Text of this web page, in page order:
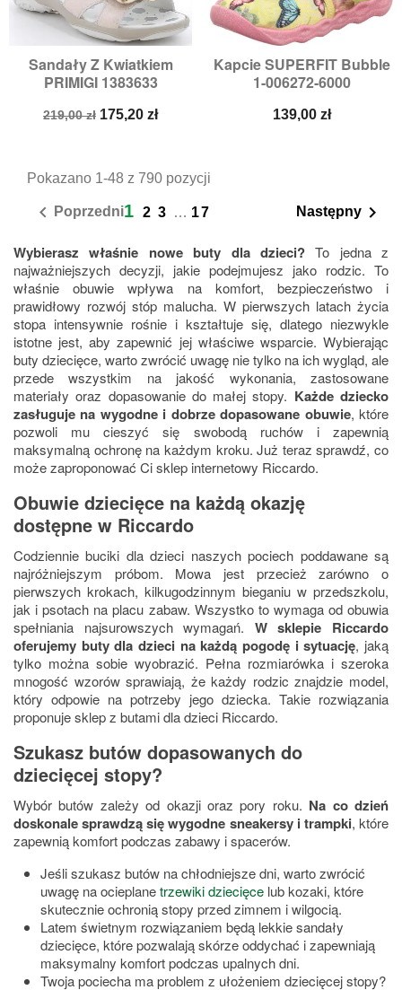
Sandały Z Kwiatkiem
PRIMIGI 1383633
Cena
219,00 zł Cena
175,20 zł
Kapcie SUPERFIT Bubble
1-006272-6000
Cena
139,00 zł
Pokazano 1-48 z 790 pozycji
 Poprzedni1 2 3 … 17 Następny 
Wybierasz właśnie nowe buty dla dzieci?To jedna z
najważniejszych decyzji, jakie podejmujesz jako rodzic. To
właśnie obuwie wpływa na komfort, bezpieczeństwo i
prawidłowy rozwój stóp malucha. W pierwszych latach życia
stopa intensywnie rośnie i kształtuje się, dlatego niezwykle
istotne jest, aby zapewnić jej właściwe wsparcie. Wybierając
buty dziecięce, warto zwrócić uwagę nie tylko na ich wygląd, ale
przede wszystkim na jakość wykonania, zastosowane
materiały oraz dopasowanie do małej stopy. Każde dziecko
zasługuje na wygodne i dobrze dopasowane obuwie, które
pozwoli mu cieszyć się swobodą ruchów i zapewnią
maksymalną ochronę na każdym kroku. Już teraz sprawdź, co
może zaproponować Ci sklep internetowy Riccardo.
Obuwie dziecięce na każdą okazję
dostępne w Riccardo
Codziennie buciki dla dzieci naszych pociech poddawane są
najróżniejszym próbom. Mowa jest przecież zarówno o
pierwszych krokach, kilkugodzinnym bieganiu w przedszkolu,
jak i psotach na placu zabaw. Wszystko to wymaga od obuwia
spełniania najsurowszych wymagań. W sklepie Riccardo
oferujemy buty dla dzieci na każdą pogodę i sytuację, jaką
tylko można sobie wyobrazić. Pełna rozmiarówka i szeroka
mnogość wzorów sprawiają, że każdy rodzic znajdzie model,
który odpowie na potrzeby jego dziecka. Takie rozwiązania
proponuje sklep z butami dla dzieci Riccardo.
Szukasz butów dopasowanych do
dziecięcej stopy?
Wybór butów zależy od okazji oraz pory roku. Na co dzień
doskonale sprawdzą się wygodne sneakersy i trampki, które
zapewnią komfort podczas zabawy i spacerów.
Jeśli szukasz butów na chłodniejsze dni, warto zwrócić
uwagę na ocieplanetrzewiki dziecięce lub kozaki, które
skutecznie ochronią stopy przed zimnem i wilgocią.
Latem świetnym rozwiązaniem będą lekkie sandały
dziecięce, które pozwalają skórze oddychać i zapewniają
maksymalny komfort podczas upalnych dni.
Twoja pociecha ma problem z ułożeniem dziecięcej stopy?